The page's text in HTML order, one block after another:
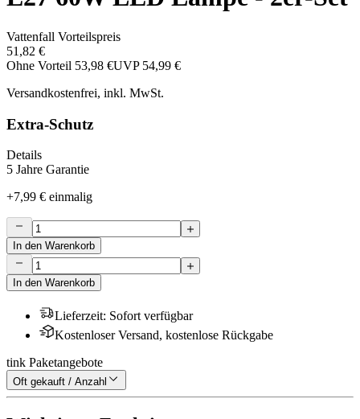
Vattenfall Vorteilspreis
51,82 €
Ohne Vorteil 53,98 €UVP 54,99 €
Versandkostenfrei, inkl. MwSt.
Extra-Schutz
Details
5 Jahre Garantie
+7,99 € einmalig
In den Warenkorb
In den Warenkorb
Lieferzeit: Sofort verfügbar
Kostenloser Versand, kostenlose Rückgabe
tink Paketangebote
Oft gekauft / Anzahl